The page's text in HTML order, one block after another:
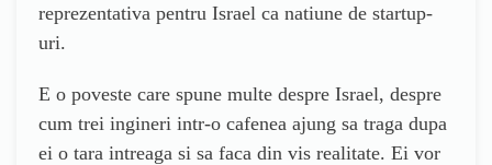
reprezentativa pentru Israel ca natiune de startup-
uri.
E o poveste care spune multe despre Israel, despre
cum trei ingineri intr-o cafenea ajung sa traga dupa
ei o tara intreaga si sa faca din vis realitate. Ei vor